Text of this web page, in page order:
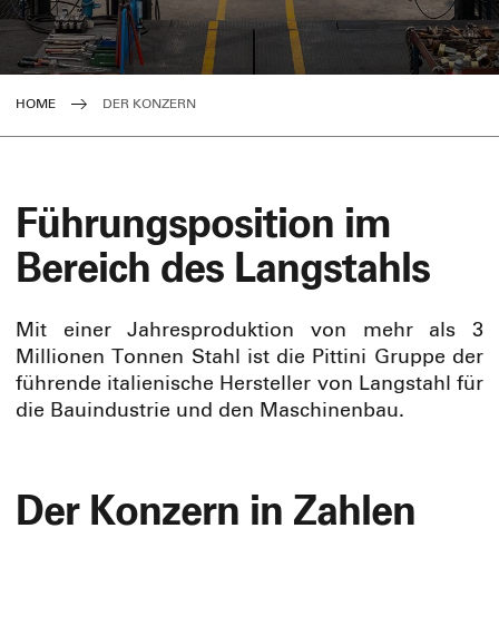
HOME DER KONZERN
Führungsposition im
Bereich des Langstahls
Mit einer Jahresproduktion von mehr als 3
Millionen Tonnen Stahl ist die Pittini Gruppe der
führende italienische Hersteller von Langstahl für
die Bauindustrie und den Maschinenbau.
Der Konzern in Zahlen